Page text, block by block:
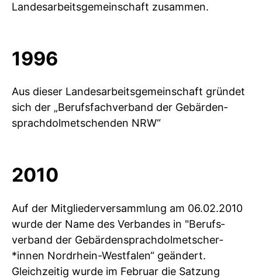
Landesarbeits­gemeinschaft zusammen.
1996
Aus dieser Landes­arbeitsgemeinschaft gründet
sich der „Berufs­fachverband der Gebärden­
sprach­dolmetschenden NRW“
2010
Auf der Mitglieder­versammlung am 06.02.2010
wurde der Name des Verbandes in "Berufs­
verband der Gebärden­sprach­dolmetscher­
*innen Nordrhein-Westfalen“ geändert.
Gleichzeitig wurde im Februar die Satzung